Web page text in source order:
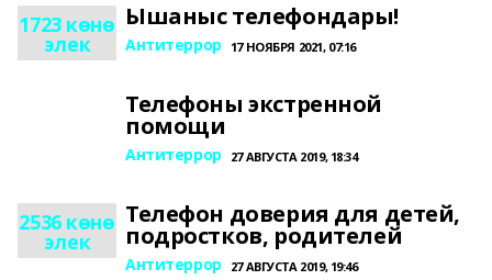
1723 көнө
элек
Ышаныс телефондары!
Антитеррор 17 НОЯБРЯ 2021, 07:16
Телефоны экстренной
помощи
Антитеррор 27 АВГУСТА 2019, 18:34
2536 көнө
элек
Телефон доверия для детей,
подростков, родителей
Антитеррор 27 АВГУСТА 2019, 19:46